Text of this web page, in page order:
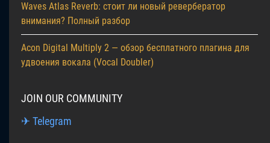
Waves Atlas Reverb: стоит ли новый ревербератор
внимания? Полный разбор
Acon Digital Multiply 2 — обзор бесплатного плагина для
удвоения вокала (Vocal Doubler)
JOIN OUR COMMUNITY
✈ Telegram